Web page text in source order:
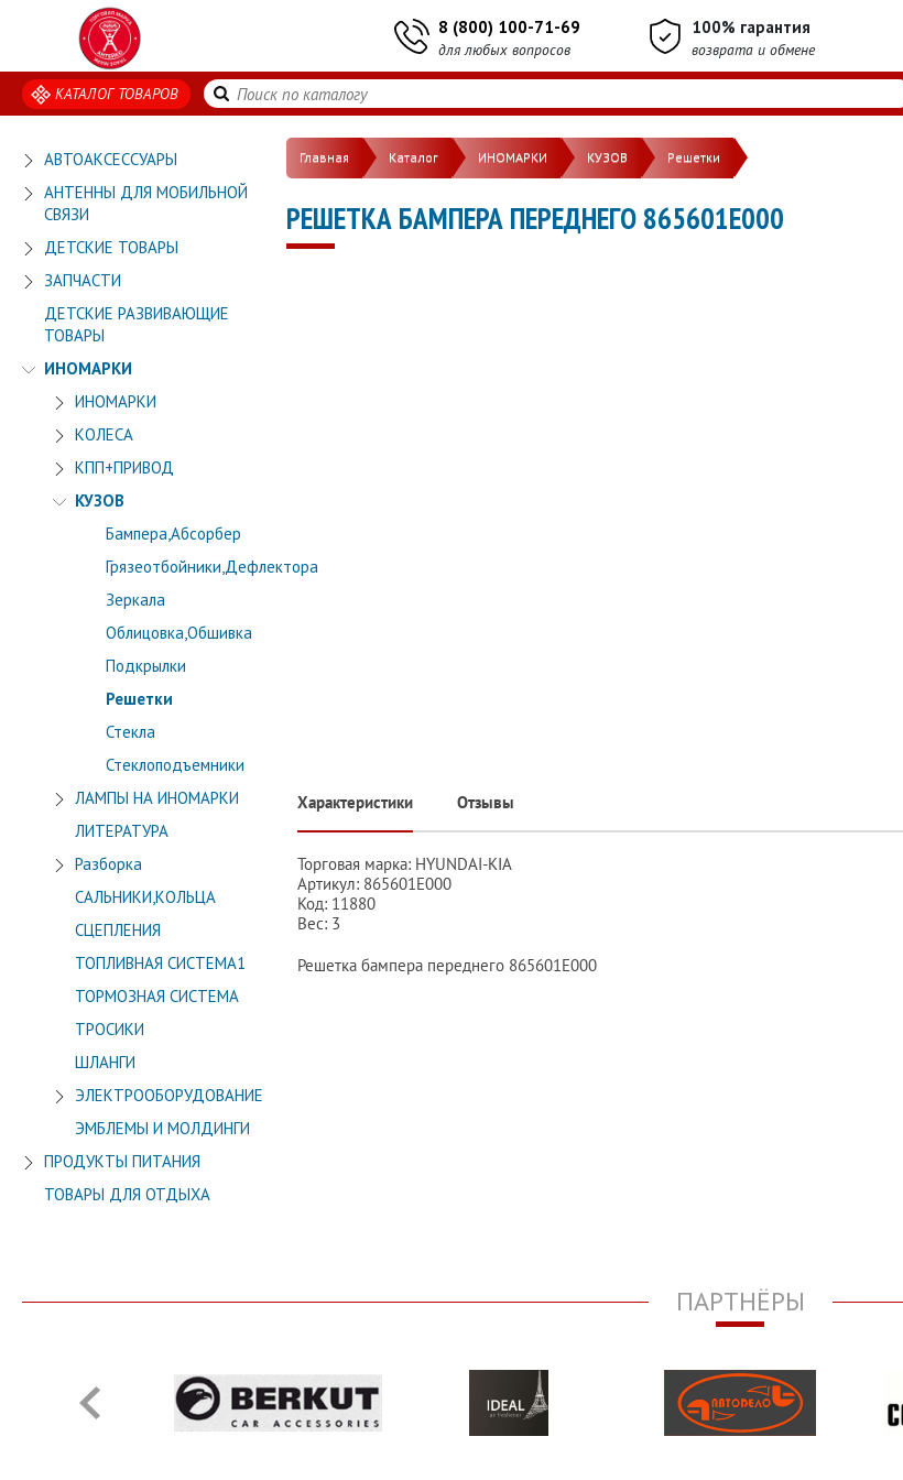
8 (800) 100-71-69
для любых вопросов
100% гарантия
возврата и обмене
КАТАЛОГ ТОВАРОВ
АВТОАКСЕССУАРЫ
АНТЕННЫ ДЛЯ МОБИЛЬНОЙ
СВЯЗИ
ДЕТСКИЕ ТОВАРЫ
ЗАПЧАСТИ
ДЕТСКИЕ РАЗВИВАЮЩИЕ
ТОВАРЫ
ИНОМАРКИ
ИНОМАРКИ
КОЛЕСА
КПП+ПРИВОД
КУЗОВ
Бампера,Абсорбер
Грязеотбойники,Дефлектора
Зеркала
Облицовка,Обшивка
Подкрылки
Решетки
Стекла
Стеклоподъемники
ЛАМПЫ НА ИНОМАРКИ
ЛИТЕРАТУРА
Разборка
САЛЬНИКИ,КОЛЬЦА
СЦЕПЛЕНИЯ
ТОПЛИВНАЯ СИСТЕМА1
ТОРМОЗНАЯ СИСТЕМА
ТРОСИКИ
ШЛАНГИ
ЭЛЕКТРООБОРУДОВАНИЕ
ЭМБЛЕМЫ И МОЛДИНГИ
ПРОДУКТЫ ПИТАНИЯ
ТОВАРЫ ДЛЯ ОТДЫХА
Главная Каталог ИНОМАРКИ КУЗОВ Решетки
РЕШЕТКА БАМПЕРА ПЕРЕДНЕГО 865601E000
Характеристики Отзывы
Торговая марка: HYUNDAI-KIA
Артикул: 865601E000
Код: 11880
Вес: 3
Решетка бампера переднего 865601E000
ПАРТНЁРЫ